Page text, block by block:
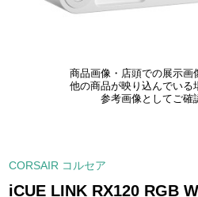
商品画像・店頭での展示画
他の商品が映り込んでいる
参考画像としてご確
CORSAIR コルセア
iCUE LINK RX120 RGB